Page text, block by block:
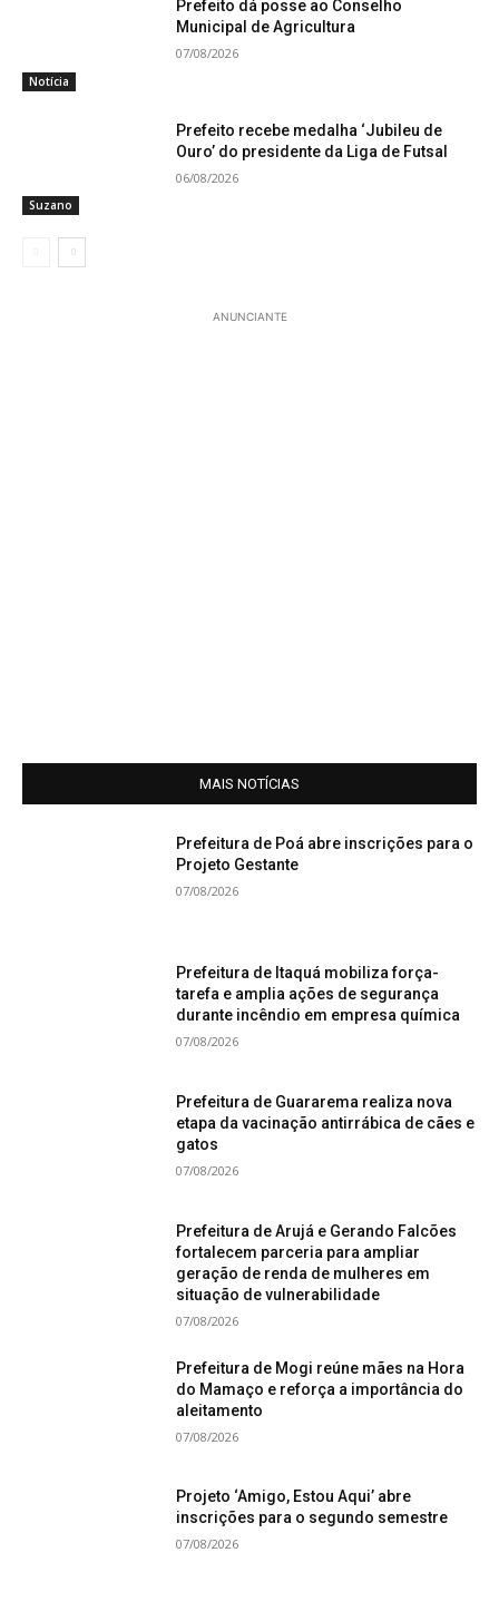
Notícia
Prefeito dá posse ao Conselho
Municipal de Agricultura
07/08/2026
Suzano
Prefeito recebe medalha ‘Jubileu de
Ouro’ do presidente da Liga de Futsal
06/08/2026
ANUNCIANTE
MAIS NOTÍCIAS
Prefeitura de Poá abre inscrições para o
Projeto Gestante
07/08/2026
Prefeitura de Itaquá mobiliza força-
tarefa e amplia ações de segurança
durante incêndio em empresa química
07/08/2026
Prefeitura de Guararema realiza nova
etapa da vacinação antirrábica de cães e
gatos
07/08/2026
Prefeitura de Arujá e Gerando Falcões
fortalecem parceria para ampliar
geração de renda de mulheres em
situação de vulnerabilidade
07/08/2026
Prefeitura de Mogi reúne mães na Hora
do Mamaço e reforça a importância do
aleitamento
07/08/2026
Projeto ‘Amigo, Estou Aqui’ abre
inscrições para o segundo semestre
07/08/2026